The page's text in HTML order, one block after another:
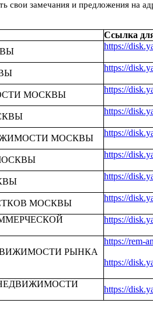
свои замечания и предложения на
Ссылка
https://
https://
МОСКВЫ
https://
https://
МОСКВЫ
https://
https://
https://
МОСКВЫ
https://
https://
РЫНКА
https://rem-
https://
https://